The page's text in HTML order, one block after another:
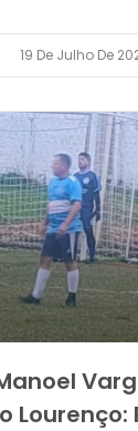
19 De Julho De
Lourenço: